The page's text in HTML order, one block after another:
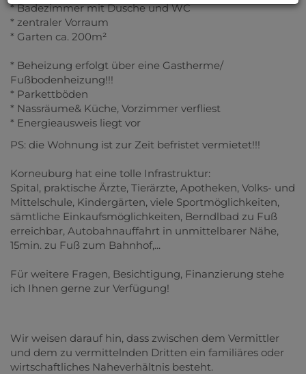
* Badezimmer mit Dusche und WC
* zentraler Vorraum
* Garten ca. 200m²
* Beheizung erfolgt über eine Gastherme/
Fußbodenheizung!!!
* Parkettböden
* Nassräume& Küche, Vorzimmer verfliest
* Energieausweis liegt vor
PS: die Wohnung ist zur Zeit befristet vermietet!!!
Korneuburg hat eine tolle Infrastruktur:
Spital, praktische Ärzte, Tierärzte, Apotheken, Volks- und
Mittelschule, Kindergärten, viele Sportmöglichkeiten,
sämtliche Einkaufsmöglichkeiten, Berndlbad zu Fuß
erreichbar, Autobahnauffahrt in unmittelbarer Nähe,
15min. zu Fuß zum Bahnhof,...
Für weitere Fragen, Besichtigung, Finanzierung stehe
ich Ihnen gerne zur Verfügung!
Wir weisen darauf hin, dass zwischen dem Vermittler
und dem zu vermittelnden Dritten ein familiäres oder
wirtschaftliches Naheverhältnis besteht.